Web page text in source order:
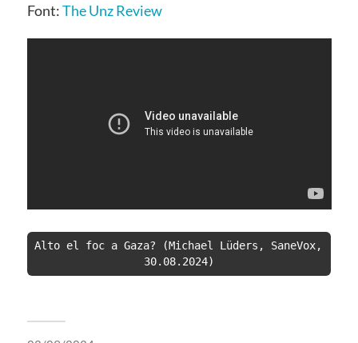
Font:The Unz Review
Alto el foc a Gaza? (Michael Lüders, SaneVox,
30.08.2024)